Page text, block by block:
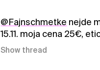
@Fajnschmetke nejde
15.11. moja cena 25€,
Show thread